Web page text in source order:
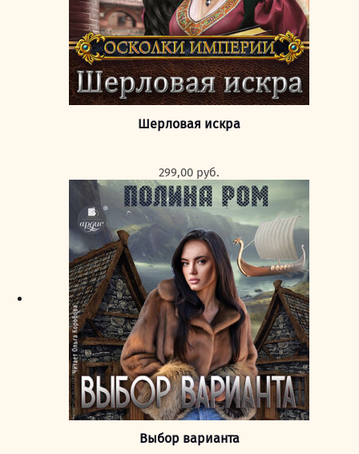
Шерловая искра
299,00 руб.
Выбор варианта